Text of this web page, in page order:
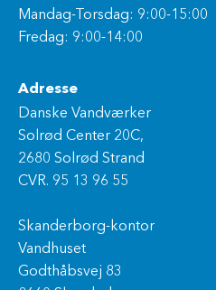
Mandag-Torsdag: 9:00-15:00
Fredag: 9:00-14:00
Adresse
Danske Vandværker
Solrød Center 20C,
2680 Solrød Strand
CVR. 95 13 96 55
Skanderborg-kontor
Vandhuset
Godthåbsvej 83